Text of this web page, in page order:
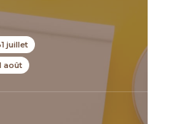
juillet
août